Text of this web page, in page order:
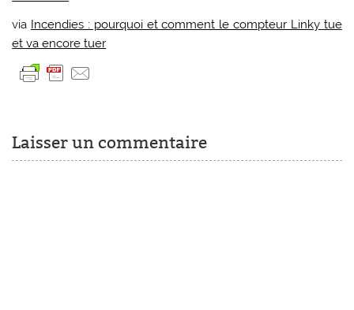
via Incendies : pourquoi et comment le compteur Linky tue
et va encore tuer
Laisser un commentaire